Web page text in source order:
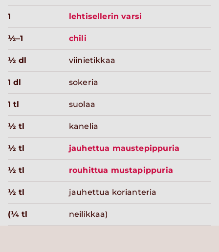
1 lehtisellerin varsi
½–1 chili
½ dl viinietikkaa
1 dl sokeria
1 tl suolaa
½ tl kanelia
½ tl jauhettua maustepippuria
½ tl rouhittua mustapippuria
½ tl jauhettua korianteria
(¼ tl neilikkaa)